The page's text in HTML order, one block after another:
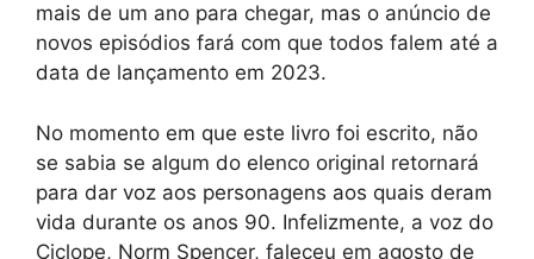
mais de um ano para chegar, mas o anúncio de
novos episódios fará com que todos falem até a
data de lançamento em 2023.
No momento em que este livro foi escrito, não
se sabia se algum do elenco original retornará
para dar voz aos personagens aos quais deram
vida durante os anos 90. Infelizmente, a voz do
Ciclope, Norm Spencer, faleceu em agosto de